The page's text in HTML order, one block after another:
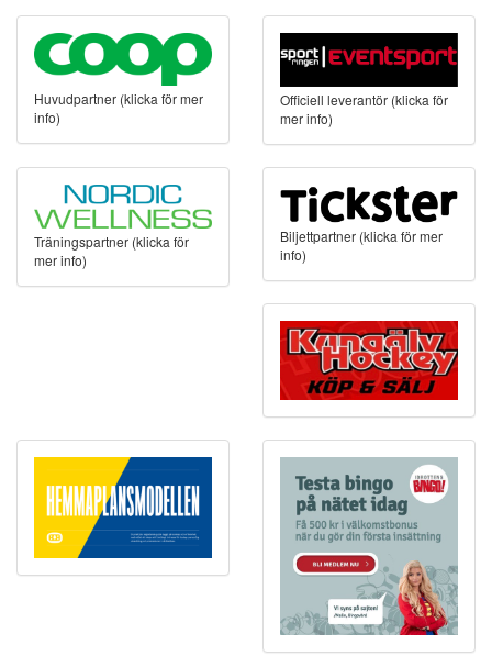
Huvudpartner (klicka för mer
info)
Officiell leverantör (klicka för
mer info)
Träningspartner (klicka för
mer info)
Biljettpartner (klicka för mer
info)